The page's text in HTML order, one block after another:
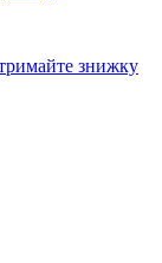
знижку